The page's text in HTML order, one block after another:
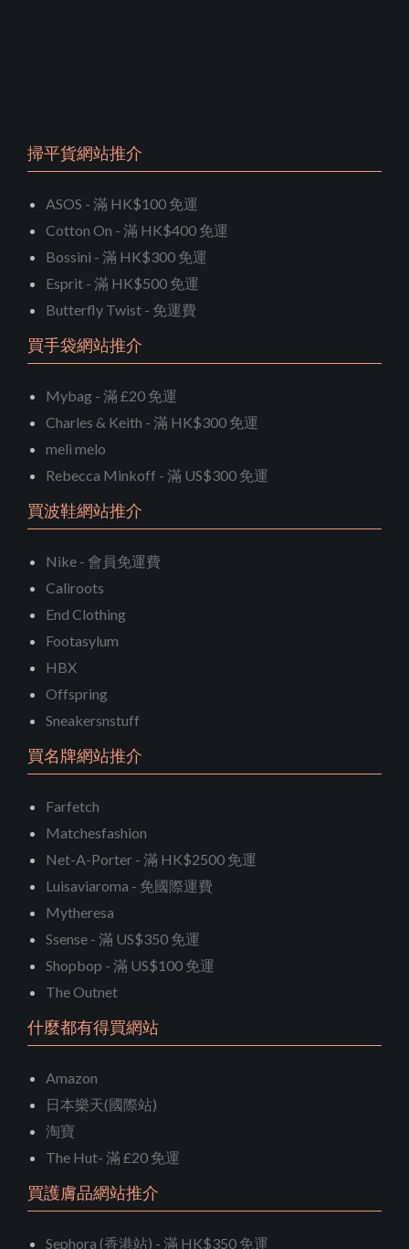
掃平貨網站推介
ASOS - 滿 HK$100 免運
Cotton On - 滿 HK$400 免運
Bossini - 滿 HK$300 免運
Esprit - 滿 HK$500 免運
Butterfly Twist - 免運費
買手袋網站推介
Mybag - 滿 £20 免運
Charles & Keith - 滿 HK$300 免運
meli melo
Rebecca Minkoff - 滿 US$300 免運
買波鞋網站推介
Nike - 會員免運費
Caliroots
End Clothing
Footasylum
HBX
Offspring
Sneakersnstuff
買名牌網站推介
Farfetch
Matchesfashion
Net-A-Porter - 滿 HK$2500 免運
Luisaviaroma - 免國際運費
Mytheresa
Ssense - 滿 US$350 免運
Shopbop - 滿 US$100 免運
The Outnet
什麼都有得買網站
Amazon
日本樂天(國際站)
淘寶
The Hut- 滿 £20 免運
買護膚品網站推介
Sephora (香港站) - 滿 HK$350 免運